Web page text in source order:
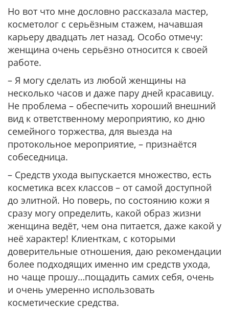
Но вот что мне дословно рассказала мастер,
косметолог с серьёзным стажем, начавшая
карьеру двадцать лет назад. Особо отмечу:
женщина очень серьёзно относится к своей
работе.
– Я могу сделать из любой женщины на
несколько часов и даже пару дней красавицу.
Не проблема – обеспечить хороший внешний
вид к ответственному мероприятию, ко дню
семейного торжества, для выезда на
протокольное мероприятие, – признаётся
собеседница.
– Средств ухода выпускается множество, есть
косметика всех классов – от самой доступной
до элитной. Но поверь, по состоянию кожи я
сразу могу определить, какой образ жизни
женщина ведёт, чем она питается, даже какой у
неё характер! Клиенткам, с которыми
доверительные отношения, даю рекомендации
более подходящих именно им средств ухода,
но чаще прошу…пощадить самих себя, очень
и очень умеренно использовать
косметические средства.